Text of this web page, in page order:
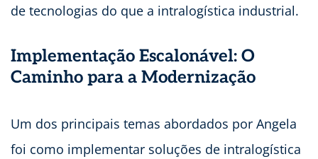
de tecnologias do que a intralogística industrial.
Implementação Escalonável: O
Caminho para a Modernização
Um dos principais temas abordados por Angela
foi como implementar soluções de intralogística